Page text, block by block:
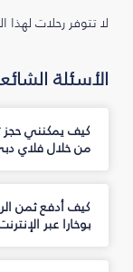
لا تتوفر رحلات لهذا
الأسئلة
كيف يمكنني حجز
من خلال فلاي
كيف أدفع ثمن
بوخارا عبر